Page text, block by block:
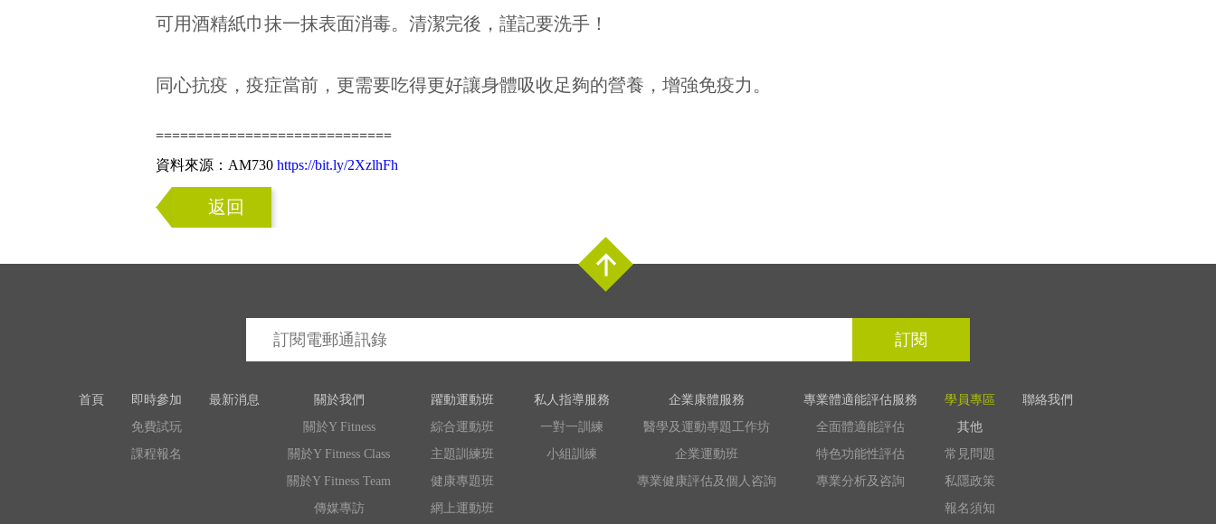
可用酒精紙巾抹一抹表面消毒。清潔完後，謹記要洗手！
同心抗疫，疫症當前，更需要吃得更好讓身體吸收足夠的營養，增強免疫力。
=============================
資料來源：AM730 https://bit.ly/2XzlhFh
返回
訂閱
首頁
即時參加
免費試玩
課程報名
最新消息
關於我們
關於Y Fitness
關於Y Fitness Class
關於Y Fitness Team
傳媒專訪
躍動運動班
綜合運動班
主題訓練班
健康專題班
網上運動班
私人指導服務
一對一訓練
小組訓練
企業康體服務
醫學及運動專題工作坊
企業運動班
專業健康評估及個人咨詢
專業體適能評估服務
全面體適能評估
特色功能性評估
專業分析及咨詢
學員專區
聯絡我們
其他
常見問題
私隱政策
報名須知